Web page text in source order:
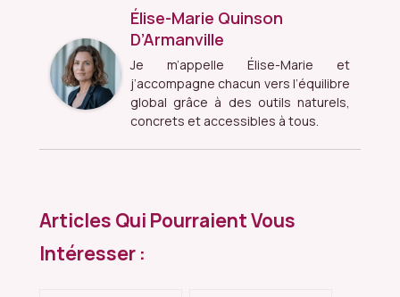
Élise-Marie Quinson
D’Armanville
Je m’appelle Élise-Marie et
j’accompagne chacun vers l’équilibre
global grâce à des outils naturels,
concrets et accessibles à tous.
Articles Qui Pourraient Vous
Intéresser :